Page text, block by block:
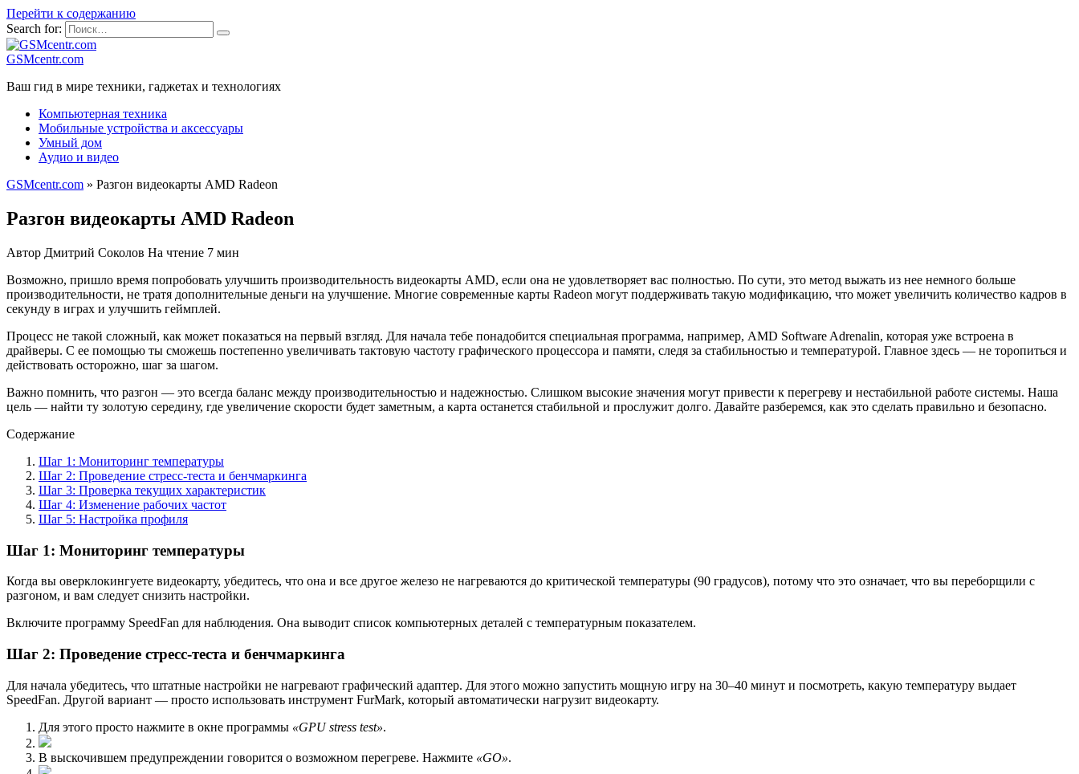
Перейти к содержанию
Search for:
GSMcentr.com
Ваш гид в мире техники, гаджетах и технологиях
Компьютерная техника
Мобильные устройства и аксессуары
Умный дом
Аудио и видео
GSMcentr.com » Разгон видеокарты AMD Radeon
Разгон видеокарты AMD Radeon
Автор Дмитрий Соколов На чтение 7 мин
Возможно, пришло время попробовать улучшить производительность видеокарты AMD, если она не удовлетворяет вас полностью. По сути, это метод выжать из нее немного больше
производительности, не тратя дополнительные деньги на улучшение. Многие современные карты Radeon могут поддерживать такую модификацию, что может увеличить количество кадров в
секунду в играх и улучшить геймплей.
Процесс не такой сложный, как может показаться на первый взгляд. Для начала тебе понадобится специальная программа, например, AMD Software Adrenalin, которая уже встроена в
драйверы. С ее помощью ты сможешь постепенно увеличивать тактовую частоту графического процессора и памяти, следя за стабильностью и температурой. Главное здесь — не торопиться и
действовать осторожно, шаг за шагом.
Важнo помнить, что разгон — это всегда баланс между производительностью и надежностью. Слишком высокие значения могут привести к перегреву и нестабильной работе системы. Наша
цель — найти ту золотую середину, где увеличение скорости будет заметным, а карта останется стабильной и прослужит долго. Давайте разберемся, как это сделать правильно и безопасно.
Содержание
Шаг 1: Мониторинг температуры
Шаг 2: Проведение стресс-теста и бенчмаркинга
Шаг 3: Проверка текущих характеристик
Шаг 4: Изменение рабочих частот
Шаг 5: Настройка профиля
Шаг 1: Мониторинг температуры
Когда вы оверклокингуете видеокарту, убедитесь, что она и все другое железо не нагреваются до критической температуры (90 градусов), потому что это означает, что вы переборщили с
разгоном, и вам следует снизить настройки.
Включите программу SpeedFan для наблюдения. Она выводит список компьютерных деталей с температурным показателем.
Шаг 2: Проведение стресс-теста и бенчмаркинга
Для начала убедитесь, что штатные настройки не нагревают графический адаптер. Для этого можно запустить мощную игру на 30–40 минут и посмотреть, какую температуру выдает
SpeedFan. Другой вариант — просто использовать инструмент FurMark, который автоматически нагрузит видеокарту.
Для этого просто нажмите в окне программы «GPU stress test».
В выскочившем предупреждении говорится о возможном перегреве. Нажмите «GO».